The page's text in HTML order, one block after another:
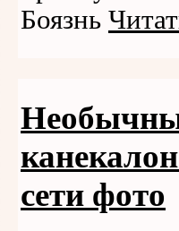
Боязнь
сети фото